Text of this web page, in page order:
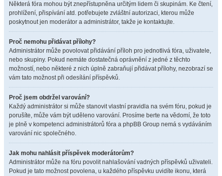
Některá fóra mohou být znepřístupněna určitým lidem či skupinám. Ke čtení,
prohlížení, přispívání atd. potřebujete zvláštní autorizaci, kterou může
poskytnout jen moderátor a administrátor, takže je kontaktujte.
Proč nemohu přidávat přílohy?
Administrátor může povolovat přidávání příloh pro jednotlivá fóra, uživatele,
nebo skupiny. Pokud nemáte dostatečná oprávnění z jedné z těchto
možností, nebo některé z nich úplně zabraňují přidávat přílohy, nezobrazí se
vám tato možnost při odesílání příspěvků.
Proč jsem obdržel varování?
Každý administrátor si může stanovit vlastní pravidla na svém fóru, pokud je
porušíte, může vám být uděleno varování. Prosíme berte na vědomí, že toto
je plně v kompetenci administrátorů fóra a phpBB Group nemá s vydáváním
varování nic společného.
Jak mohu nahlásit příspěvek moderátorům?
Administrátor může na fóru povolit nahlašování vadných příspěvků uživateli.
Pokud je tato možnost povolena, u každého příspěvku uvidíte ikonu, která